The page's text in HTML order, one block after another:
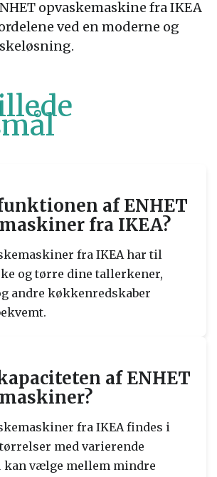
opvaskemaskine fra IKEA
ved en moderne og
af ENHET
fra IKEA?
fra IKEA har til
og tørre dine tallerkener,
andre køkkenredskaber
af ENHET
fra IKEA findes i
med varierende
kan vælge mellem mindre